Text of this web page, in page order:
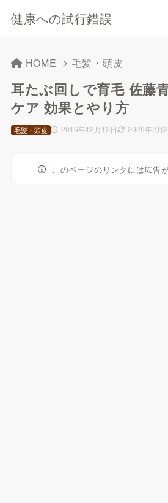
健康への試行錯誤
HOME 毛髪・頭皮
耳たぶ回しで育毛 佐藤
ケア 効果とやり方
2016年12月12日 2026年2月
毛髪・頭皮
このページのリンクには広告